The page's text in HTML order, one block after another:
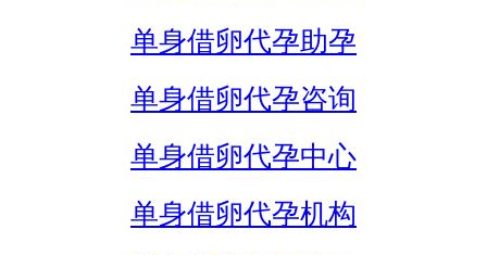
单身借卵代孕助孕
单身借卵代孕咨询
单身借卵代孕中心
单身借卵代孕机构